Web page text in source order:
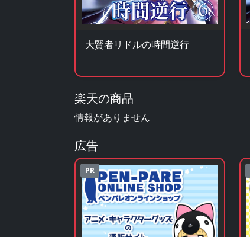
大賢者リドルの時間逆行
楽天の商品
情報がありません
広告
PR